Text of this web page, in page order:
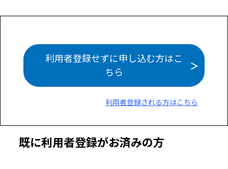
利用者登録せずに申し込む方はこ
ちら
利用者登録される方はこちら
既に利用者登録がお済みの方